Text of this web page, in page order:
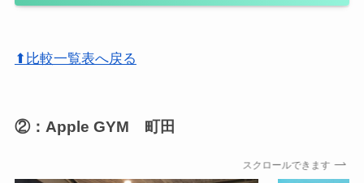
⬆比較一覧表へ戻る
②：Apple GYM 町田
スクロールできます